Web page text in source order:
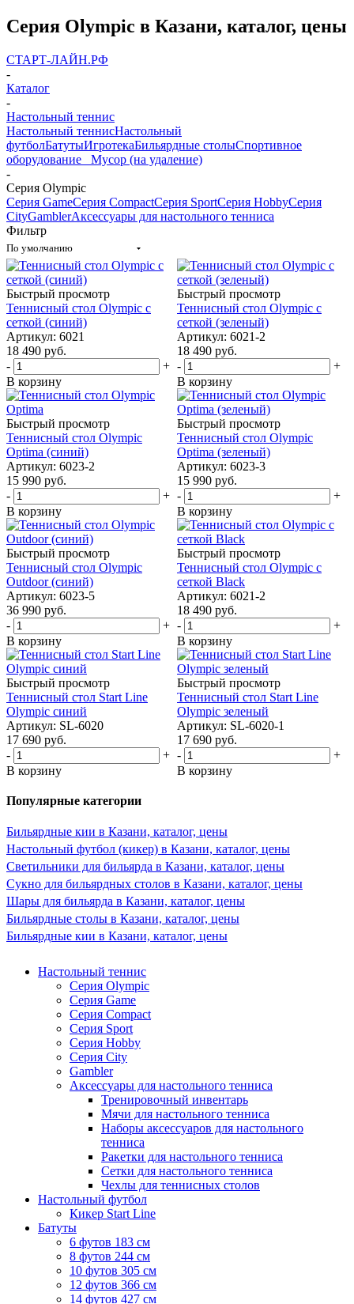
Серия Olympic в Казани, каталог, цены
СТАРТ-ЛАЙН.РФ
-
Каталог
-
Настольный теннис
Настольный теннисНастольный
футболБатутыИгротекаБильярдные столыСпортивное
оборудование _ Мусор (на удаление)
-
Серия Olympic
Серия GameСерия CompactСерия SportСерия HobbyСерия
CityGamblerАксессуары для настольного тенниса
Фильтр
По умолчанию
Быстрый просмотр
Теннисный стол Olympic с
сеткой (синий)
Артикул: 6021
18 490 руб.
-
+
В корзину
Быстрый просмотр
Теннисный стол Olympic с
сеткой (зеленый)
Артикул: 6021-2
18 490 руб.
-
+
В корзину
Быстрый просмотр
Теннисный стол Olympic
Optima (синий)
Артикул: 6023-2
15 990 руб.
-
+
В корзину
Быстрый просмотр
Теннисный стол Olympic
Optima (зеленый)
Артикул: 6023-3
15 990 руб.
-
+
В корзину
Быстрый просмотр
Теннисный стол Olympic
Outdoor (синий)
Артикул: 6023-5
36 990 руб.
-
+
В корзину
Быстрый просмотр
Теннисный стол Olympic с
сеткой Black
Артикул: 6021-2
18 490 руб.
-
+
В корзину
Быстрый просмотр
Теннисный стол Start Line
Olympic синий
Артикул: SL-6020
17 690 руб.
-
+
В корзину
Быстрый просмотр
Теннисный стол Start Line
Olympic зеленый
Артикул: SL-6020-1
17 690 руб.
-
+
В корзину
Популярные категории
Бильярдные кии в Казани, каталог, цены
Настольный футбол (кикер) в Казани, каталог, цены
Светильники для бильярда в Казани, каталог, цены
Сукно для бильярдных столов в Казани, каталог, цены
Шары для бильярда в Казани, каталог, цены
Бильярдные столы в Казани, каталог, цены
Бильярдные кии в Казани, каталог, цены
Настольный теннис
Серия Olympic
Серия Game
Серия Compact
Серия Sport
Серия Hobby
Серия City
Gambler
Аксессуары для настольного тенниса
Тренировочный инвентарь
Мячи для настольного тенниса
Наборы аксессуаров для настольного
тенниса
Ракетки для настольного тенниса
Сетки для настольного тенниса
Чехлы для теннисных столов
Настольный футбол
Кикер Start Line
Батуты
6 футов 183 см
8 футов 244 см
10 футов 305 см
12 футов 366 см
14 футов 427 см